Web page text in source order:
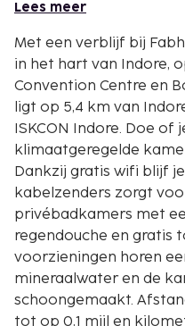
Lees meer
Met een verblijf bij
in het hart van Indore,
Convention Centre en
ligt op 5,4 km van
ISKCON Indore. Doe of
klimaatgeregelde
Dankzij gratis wifi blijf
kabelzenders zorgt
privébadkamers met
regendouche en gratis
voorzieningen horen
mineraalwater en de
schoongemaakt.
tot op 0,1 mijl en